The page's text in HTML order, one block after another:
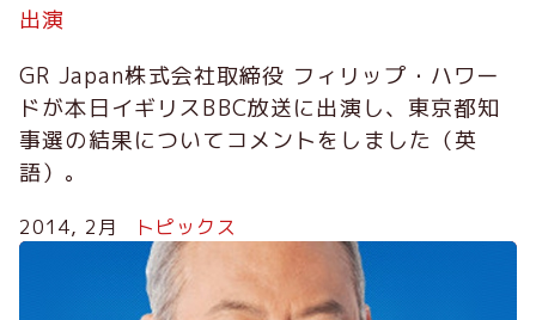
出演
GR Japan株式会社取締役 フィリップ・ハワー
ドが本日イギリスBBC放送に出演し、東京都知
事選の結果についてコメントをしました（英
語）。
2014, 2月 トピックス